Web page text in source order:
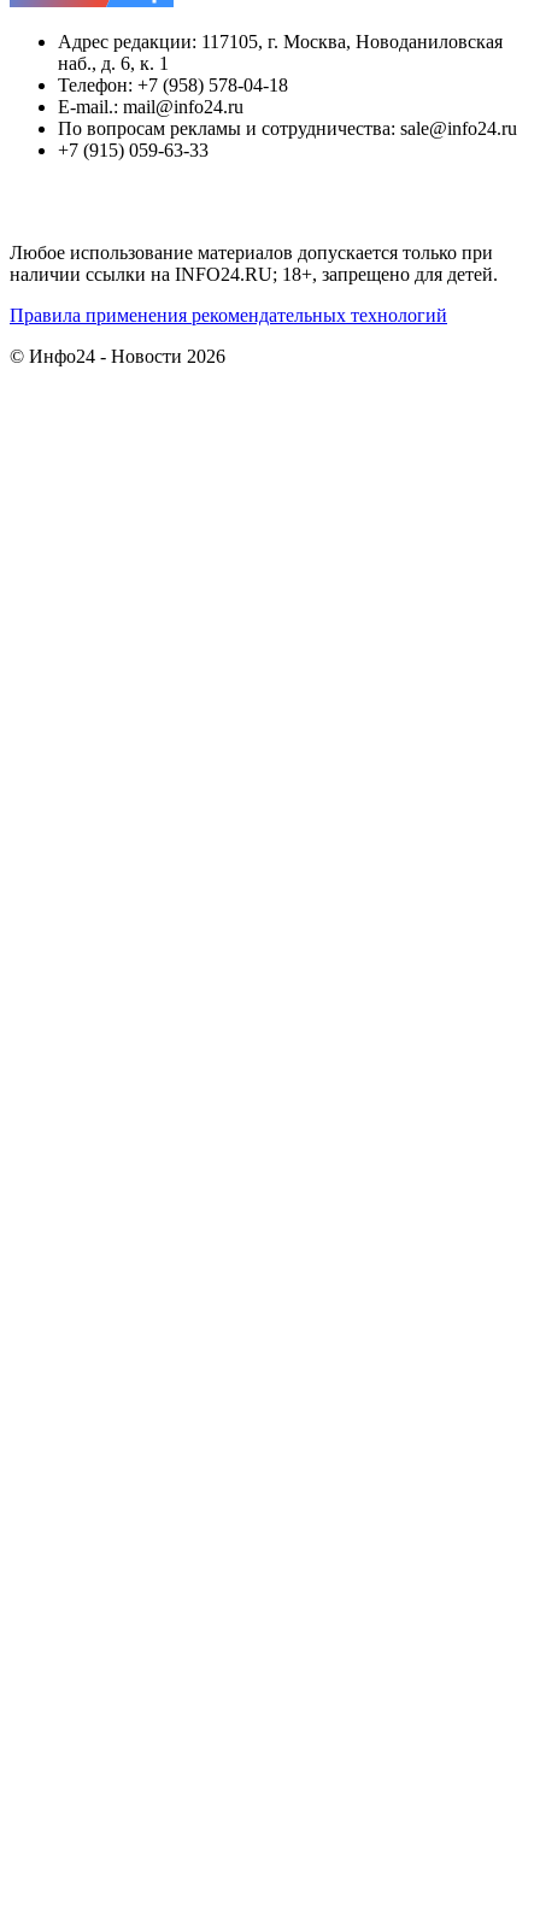
Адрес редакции: 117105, г. Москва, Новоданиловская
наб., д. 6, к. 1
Телефон: +7 (958) 578-04-18
E-mail.: mail@info24.ru
По вопросам рекламы и сотрудничества: sale@info24.ru
+7 (915) 059-63-33
Любое использование материалов допускается только при
наличии ссылки на INFO24.RU; 18+, запрещено для детей.
Правила применения рекомендательных технологий
© Инфо24 - Новости 2026